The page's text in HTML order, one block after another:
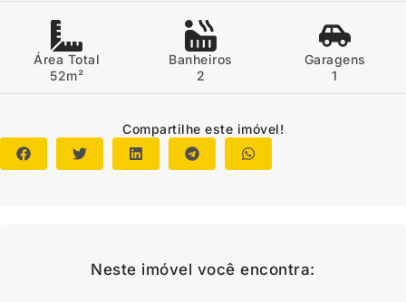
Área Total
52m²
Banheiros
2
Garagens
1
Compartilhe este imóvel!
Neste imóvel você encontra: